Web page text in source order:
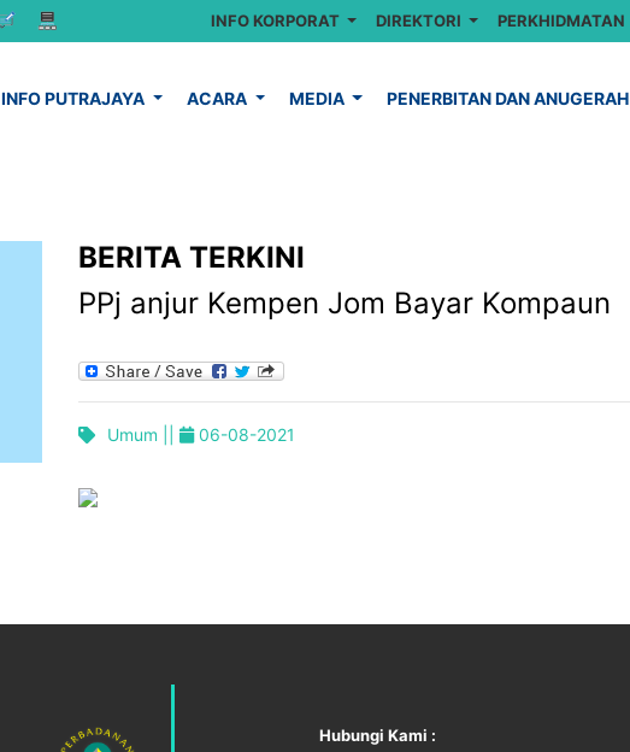
INFO KORPORAT DIREKTORI PERKHIDMATAN
INFO PUTRAJAYA ACARA MEDIA PENERBITAN DAN ANUGERAH
BERITA TERKINI
PPj anjur Kempen Jom Bayar Kompaun
Umum || 06-08-2021
Hubungi Kami :